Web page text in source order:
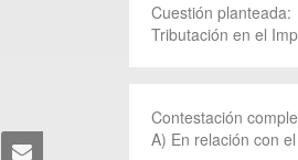
Cuestión planteada:
Tributación en el
Contestación
A) En relación con